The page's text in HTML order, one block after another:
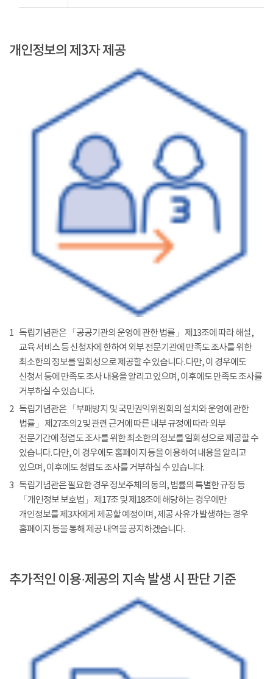
개인정보의 제3자 제공
1 독립기념관은 「공공기관의 운영에 관한 법률」 제13조에 따라 해설,
교육 서비스 등 신청자에 한하여 외부 전문기관에 만족도 조사를 위한
최소한의 정보를 일회성으로 제공할 수 있습니다. 다만, 이 경우에도
신청서 등에 만족도 조사 내용을 알리고 있으며, 이후에도 만족도 조사를
거부하실 수 있습니다.
2 독립기념관은 「부패방지 및 국민권익위원회의 설치와 운영에 관한
법률」 제27조의2 및 관련 근거에 따른 내부 규정에 따라 외부
전문기간에 청렴도 조사를 위한 최소한의 정보를 일회성으로 제공할 수
있습니다. 다만, 이 경우에도 홈페이지 등을 이용하여 내용을 알리고
있으며, 이후에도 청렴도 조사를 거부하실 수 있습니다.
3 독립기념관은 필요한 경우 정보주체의 동의, 법률의 특별한 규정 등
「개인정보 보호법」 제17조 및 제18조에 해당하는 경우에만
개인정보를 제3자에게 제공할 예정이며, 제공 사유가 발생하는 경우
홈페이지 등을 통해 제공 내역을 공지하겠습니다.
추가적인 이용·제공의 지속 발생 시 판단 기준